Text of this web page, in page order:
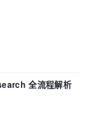
全流程解析